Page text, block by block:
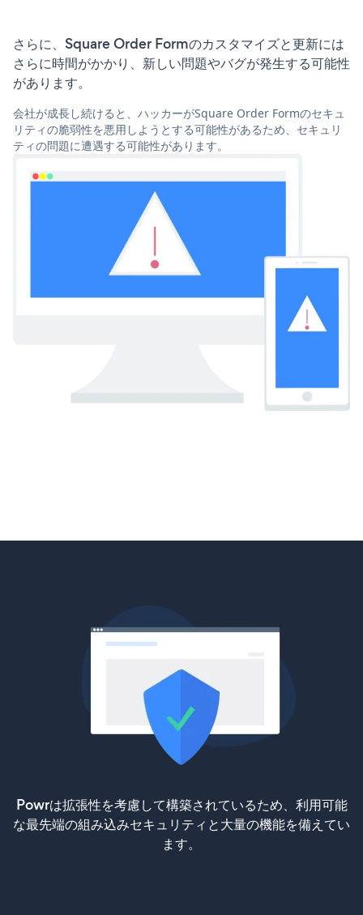
さらに、Square Order Formのカスタマイズと更新には
さらに時間がかかり、新しい問題やバグが発生する可能性
があります。
会社が成長し続けると、ハッカーがSquare Order Formのセキュ
リティの脆弱性を悪用しようとする可能性があるため、セキュリ
ティの問題に遭遇する可能性があります。
Powrは拡張性を考慮して構築されているため、利用可能
な最先端の組み込みセキュリティと大量の機能を備えてい
ます。